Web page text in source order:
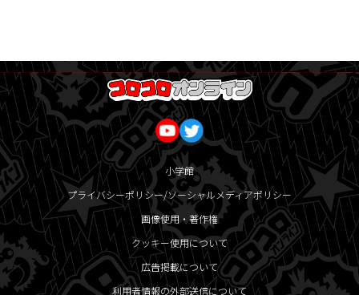
小学館
プライバシーポリシー/ソーシャルメディアポリシー
画像使用・著作権
クッキー使用について
広告掲載について
利用者情報の外部送信について